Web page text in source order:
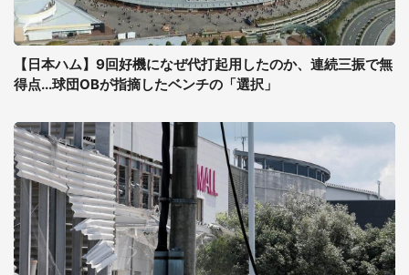
【日本ハム】9回好機になぜ代打起用したのか、連続三振で無
得点...球団OBが指摘したベンチの「選択」